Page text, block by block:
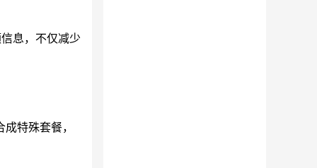
息，不仅减少
特殊套餐，